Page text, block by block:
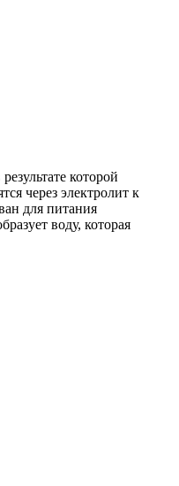
которой
через электролит к
для питания
воду, которая